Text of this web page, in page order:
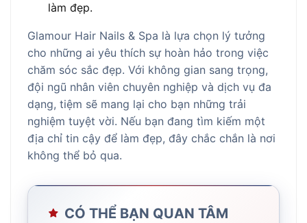
làm đẹp.
Glamour Hair Nails & Spa là lựa chọn lý tưởng
cho những ai yêu thích sự hoàn hảo trong việc
chăm sóc sắc đẹp. Với không gian sang trọng,
đội ngũ nhân viên chuyên nghiệp và dịch vụ đa
dạng, tiệm sẽ mang lại cho bạn những trải
nghiệm tuyệt vời. Nếu bạn đang tìm kiếm một
địa chỉ tin cậy để làm đẹp, đây chắc chắn là nơi
không thể bỏ qua.
CÓ THỂ BẠN QUAN TÂM